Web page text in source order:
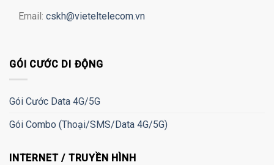
Email: cskh@vieteltelecom.vn
GÓI CƯỚC DI ĐỘNG
Gói Cước Data 4G/5G
Gói Combo (Thoại/SMS/Data 4G/5G)
INTERNET / TRUYỀN HÌNH